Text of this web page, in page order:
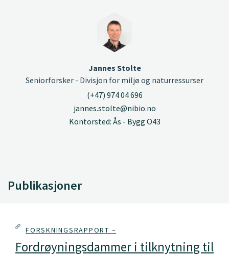
Jannes Stolte
Seniorforsker - Divisjon for miljø og naturressurser
(+47) 974 04 696
jannes.stolte@nibio.no
Kontorsted: Ås - Bygg O43
Publikasjoner
FORSKNINGSRAPPORT –
Fordrøyningsdammer i tilknytning til